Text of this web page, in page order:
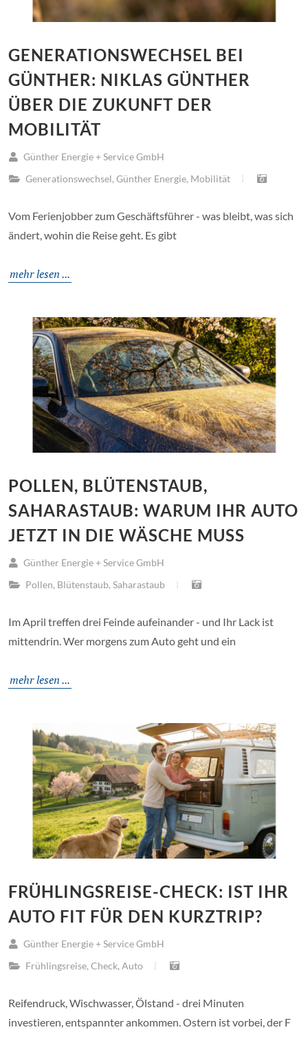
GENERATIONSWECHSEL BEI
GÜNTHER: NIKLAS GÜNTHER
ÜBER DIE ZUKUNFT DER
MOBILITÄT
Günther Energie + Service GmbH
Generationswechsel, Günther Energie, Mobilität
Vom Ferienjobber zum Geschäftsführer - was bleibt, was sich
ändert, wohin die Reise geht. Es gibt
mehr lesen ...
POLLEN, BLÜTENSTAUB,
SAHARASTAUB: WARUM IHR AUTO
JETZT IN DIE WÄSCHE MUSS
Günther Energie + Service GmbH
Pollen, Blütenstaub, Saharastaub
Im April treffen drei Feinde aufeinander - und Ihr Lack ist
mittendrin. Wer morgens zum Auto geht und ein
mehr lesen ...
FRÜHLINGSREISE-CHECK: IST IHR
AUTO FIT FÜR DEN KURZTRIP?
Günther Energie + Service GmbH
Frühlingsreise, Check, Auto
Reifendruck, Wischwasser, Ölstand - drei Minuten
investieren, entspannter ankommen. Ostern ist vorbei, der F